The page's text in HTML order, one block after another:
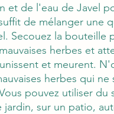
et de l'eau de Javel
de mélanger une
Secouez la bouteille
herbes et
et meurent.
herbes qui
pouvez utiliser du
jardin, sur un patio,